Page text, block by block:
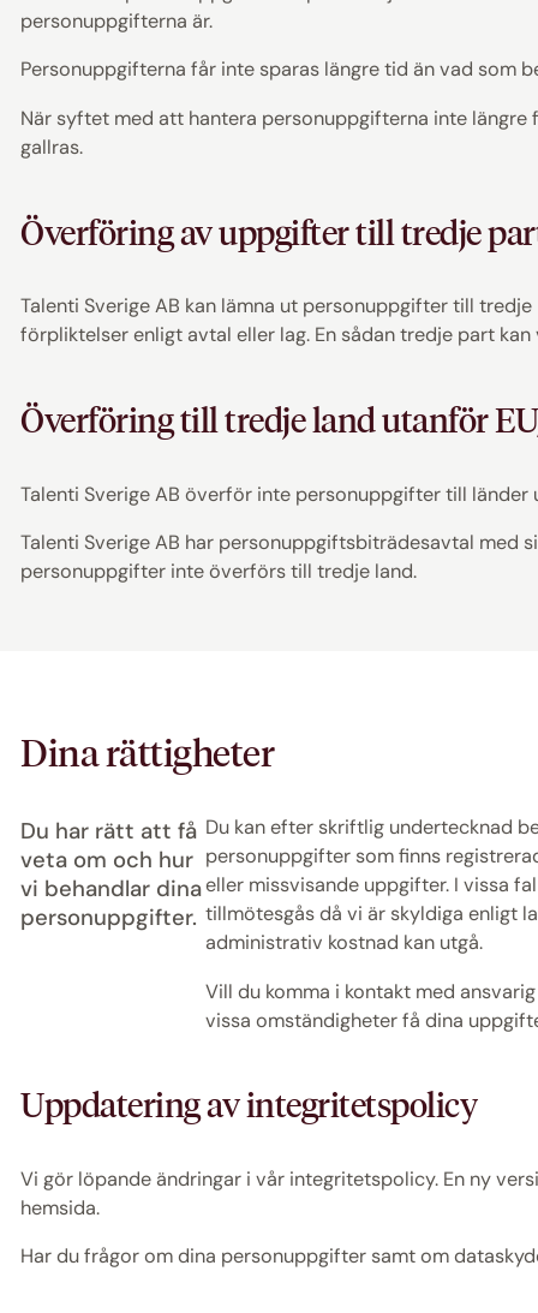
personuppgifterna är.
Personuppgifterna får inte sparas längre tid än vad som
När syftet med att hantera personuppgifterna inte
gallras.
Överföring av uppgifter till tredje
Talenti Sverige AB kan lämna ut personuppgifter till
förpliktelser enligt avtal eller lag. En sådan tredje part kan
Överföring till tredje land utanför
Talenti Sverige AB överför inte personuppgifter till länder
Talenti Sverige AB har personuppgiftsbiträdesavtal med
personuppgifter inte överförs till tredje land.
Dina rättigheter
Du har rätt att få
veta om och hur
vi behandlar dina
personuppgifter.
Du kan efter skriftlig undertecknad
personuppgifter som finns
eller missvisande uppgifter. I vissa
tillmötesgås då vi är skyldiga enligt
administrativ kostnad kan utgå.
Vill du komma i kontakt med
vissa omständigheter få dina
Uppdatering av integritetspolicy
Vi gör löpande ändringar i vår integritetspolicy. En ny
hemsida.
Har du frågor om dina personuppgifter samt om